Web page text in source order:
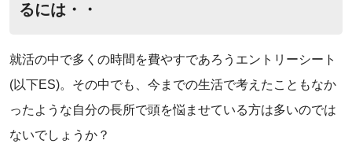
るには・・
就活の中で多くの時間を費やすであろうエントリーシート
(以下ES)。その中でも、今までの生活で考えたこともなか
ったような自分の長所で頭を悩ませている方は多いのでは
ないでしょうか？